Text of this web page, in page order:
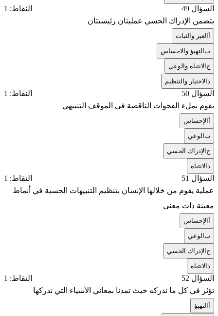
السؤال 49
النقاط: 1
يتضمن الإدراك الحسي عمليتان رئيسيتان
الغير والثبات
بالتهيؤ والاحساس
جالانتباه والوعي
الاختيار والتنظيم
السؤال 50
النقاط: 1
يقوم بملء الفجوات الناقصة في الموقف التنبيهي
الإحساس
بالوعي
جالإدراك الحسي
الانتباه
السؤال 51
النقاط: 1
عملية يقوم من خلالها الإنسان بتنظيم التنبيهات الحسية في أنماط
معينة ذات معنى
الإحساس
بالوعي
جالإدراك الحسي
الانتباه
السؤال 52
النقاط: 1
تؤثر في كل ما ندركه حيث تمدنا بمعاني الأشياء التي ندركها
التهيؤ